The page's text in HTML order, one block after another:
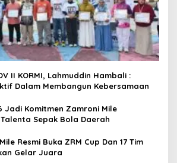
II KORMI, Lahmuddin Hambali :
Dalam Membangun Kebersamaan
Jadi Komitmen Zamroni Mile
Sepak Bola Daerah
Resmi Buka ZRM Cup Dan 17 Tim
Gelar Juara